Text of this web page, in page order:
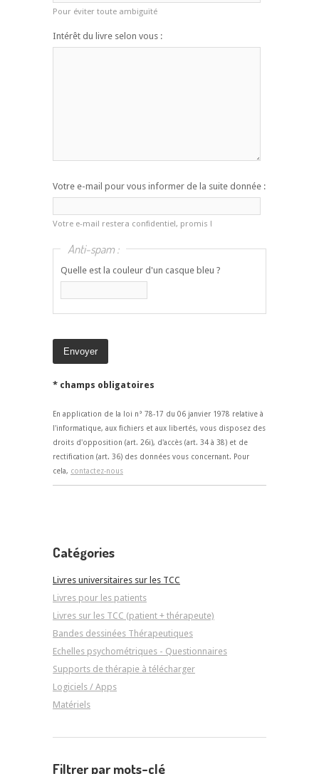
Pour éviter toute ambiguïté
Intérêt du livre selon vous :
Votre e-mail pour vous informer de la suite donnée :
Votre e-mail restera confidentiel, promis !
Anti-spam :
Quelle est la couleur d'un casque bleu ?
* champs obligatoires
En application de la loi n° 78-17 du 06 janvier 1978 relative à
l'informatique, aux fichiers et aux libertés, vous disposez des
droits d'opposition (art. 26i), d'accès (art. 34 à 38) et de
rectification (art. 36) des données vous concernant. Pour
cela, contactez-nous
Catégories
Livres universitaires sur les TCC
Livres pour les patients
Livres sur les TCC (patient + thérapeute)
Bandes dessinées Thérapeutiques
Echelles psychométriques - Questionnaires
Supports de thérapie à télécharger
Logiciels / Apps
Matériels
Filtrer par mots-clé